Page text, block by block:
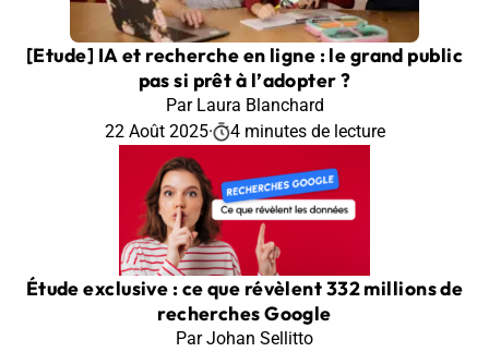
[Etude] IA et recherche en ligne : le grand public
pas si prêt à l’adopter ?
Par Laura Blanchard
22 Août 2025· 4 minutes de lecture
Étude exclusive : ce que révèlent 332 millions de
recherches Google
Par Johan Sellitto